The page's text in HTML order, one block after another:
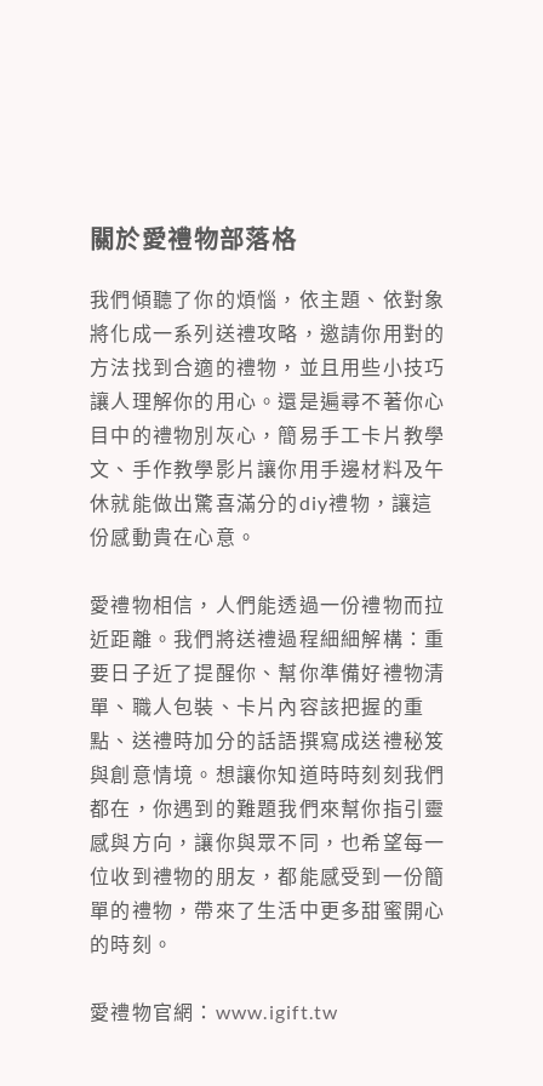
關於愛禮物部落格
我們傾聽了你的煩惱，依主題、依對象
將化成一系列送禮攻略，邀請你用對的
方法找到合適的禮物，並且用些小技巧
讓人理解你的用心。還是遍尋不著你心
目中的禮物別灰心，簡易手工卡片教學
文、手作教學影片讓你用手邊材料及午
休就能做出驚喜滿分的diy禮物，讓這
份感動貴在心意。
愛禮物相信，人們能透過一份禮物而拉
近距離。我們將送禮過程細細解構：重
要日子近了提醒你、幫你準備好禮物清
單、職人包裝、卡片內容該把握的重
點、送禮時加分的話語撰寫成送禮秘笈
與創意情境。想讓你知道時時刻刻我們
都在，你遇到的難題我們來幫你指引靈
感與方向，讓你與眾不同，也希望每一
位收到禮物的朋友，都能感受到一份簡
單的禮物，帶來了生活中更多甜蜜開心
的時刻。
愛禮物官網： www.igift.tw